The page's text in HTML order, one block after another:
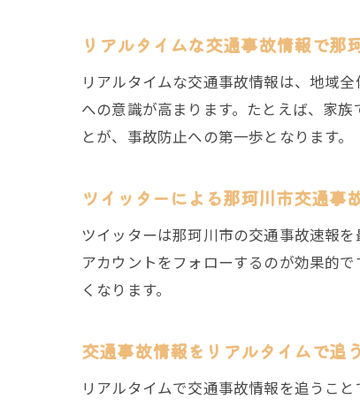
リアルタイムな交通事故情報で那
リアルタイムな交通事故情報は、地域
への意識が高まります。たとえば、家
とが、事故防止への第一歩となります。
ツイッターによる那珂川市交通事
ツイッターは那珂川市の交通事故速報
アカウントをフォローするのが効果的
くなります。
交通事故情報をリアルタイムで追
リアルタイムで交通事故情報を追うこ